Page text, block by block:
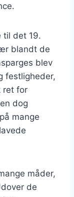
til det 19.
blandt de
blev
festligheder,
ret for
dog
mange
måder,
de